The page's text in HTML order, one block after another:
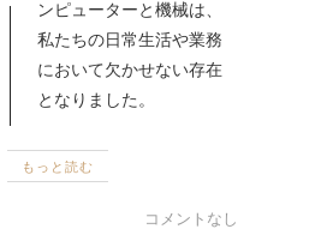
私たちの日常生活や業務
において欠かせない存在
となりました。
もっと読む
コメントなし